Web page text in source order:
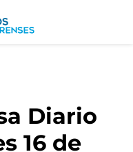
Diario
16 de